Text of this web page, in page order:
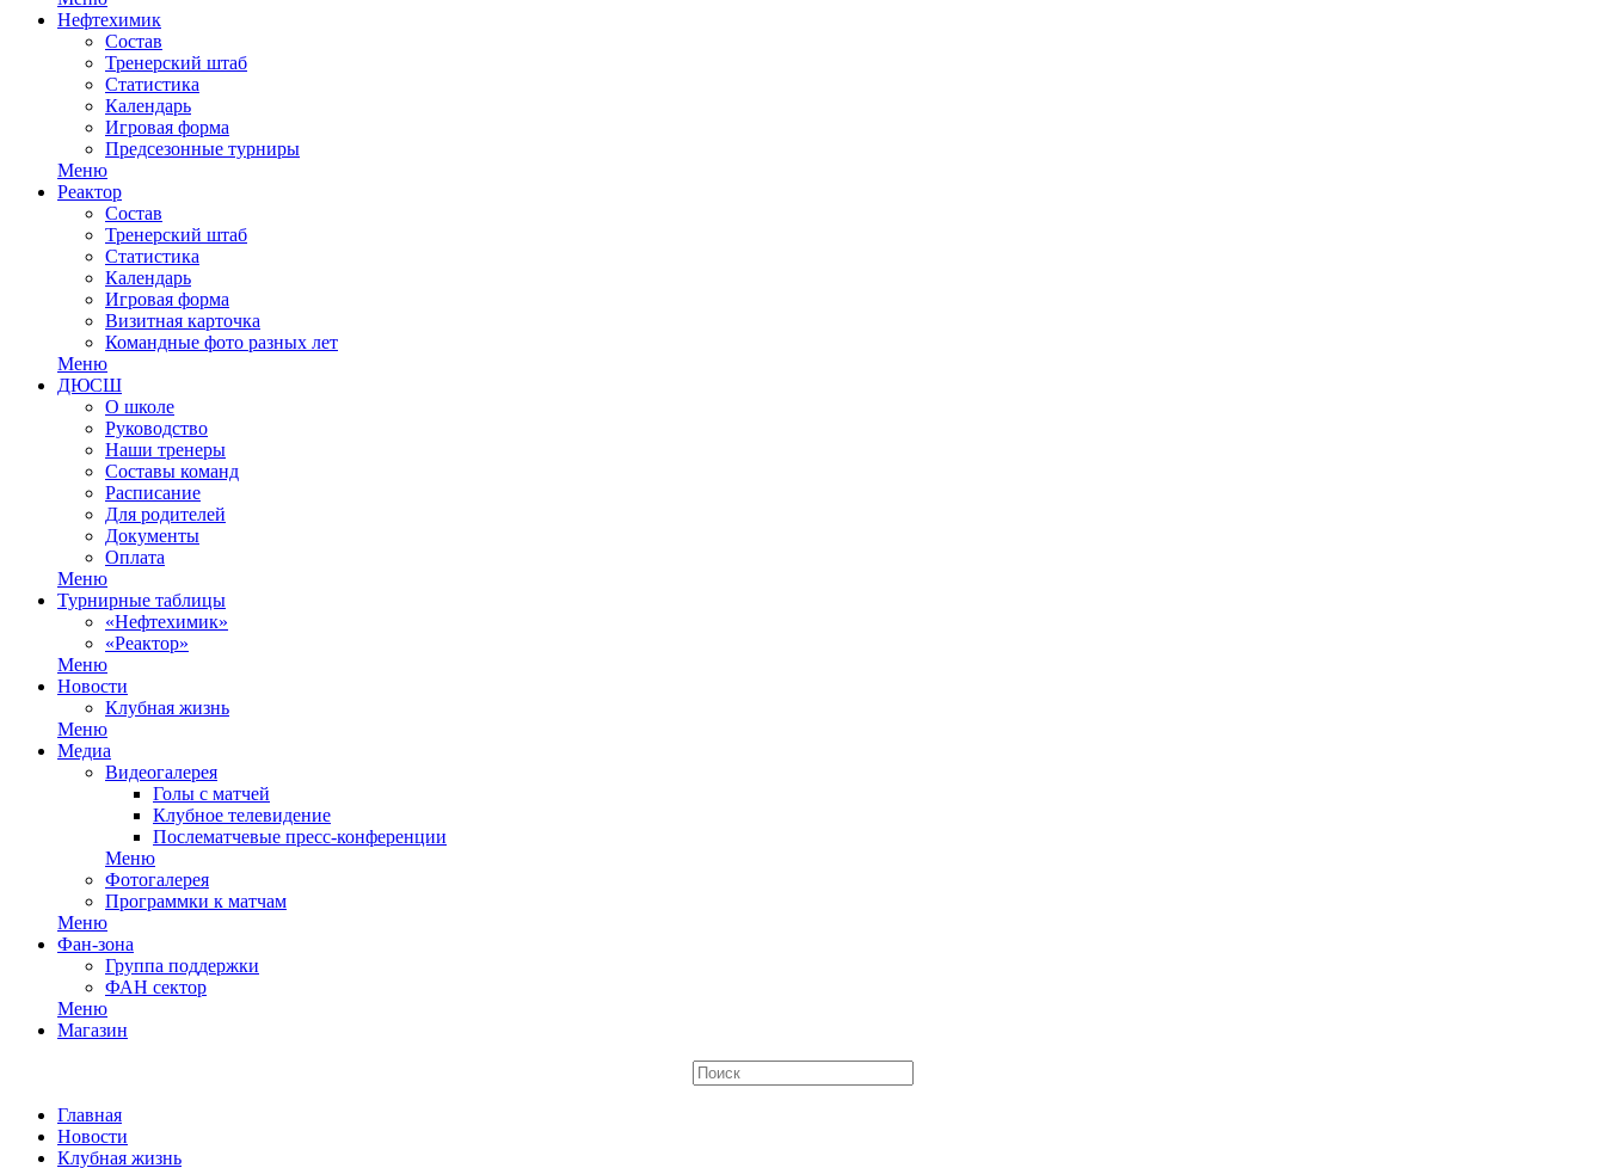
Нефтехимик
Состав
Тренерский штаб
Статистика
Календарь
Игровая форма
Предсезонные турниры
Меню
Реактор
Состав
Тренерский штаб
Статистика
Календарь
Игровая форма
Визитная карточка
Командные фото разных лет
Меню
ДЮСШ
О школе
Руководство
Наши тренеры
Составы команд
Расписание
Для родителей
Документы
Оплата
Меню
Турнирные таблицы
«Нефтехимик»
«Реактор»
Меню
Новости
Клубная жизнь
Меню
Медиа
Видеогалерея
Голы с матчей
Клубное телевидение
Послематчевые пресс-конференции
Меню
Фотогалерея
Программки к матчам
Меню
Фан-зона
Группа поддержки
ФАН сектор
Меню
Магазин
Главная
Новости
Клубная жизнь